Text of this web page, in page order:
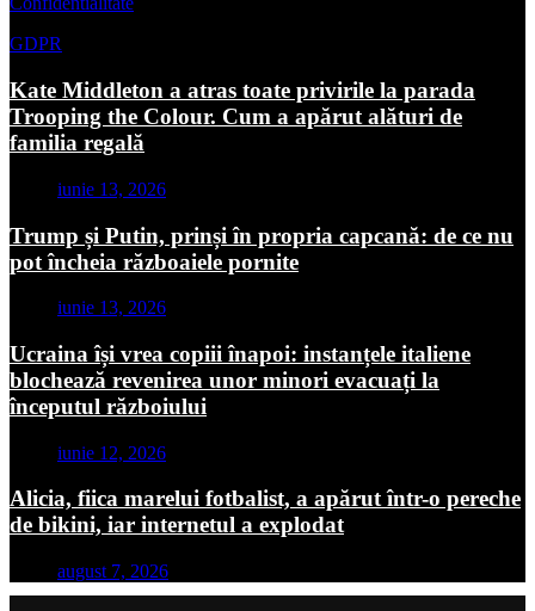
GDPR
Kate Middleton a atras toate privirile la parada
Trooping the Colour. Cum a apărut alături de
familia regală
iunie 13, 2026
Trump și Putin, prinși în propria capcană: de ce nu
pot încheia războaiele pornite
iunie 13, 2026
Ucraina își vrea copiii înapoi: instanțele italiene
blochează revenirea unor minori evacuați la
începutul războiului
iunie 12, 2026
Alicia, fiica marelui fotbalist, a apărut într-o pereche
de bikini, iar internetul a explodat
august 7, 2026